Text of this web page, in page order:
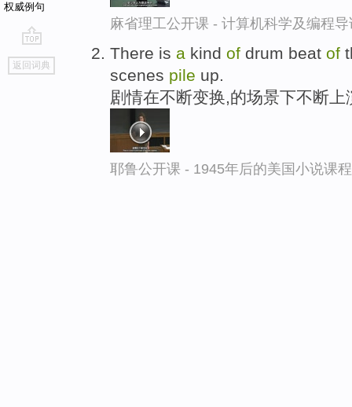
权威例句
go
top
返回词典
麻省理工公开课 - 计算机科学及编程
There is a kind of drum beat of
scenes pile up.
剧情在不断变换,的场景下不断上
耶鲁公开课 - 1945年后的美国小说课